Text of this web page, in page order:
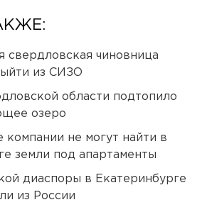
свердловская чиновница
из СИЗО
области подтопило
озеро
не могут найти в
земли под апартаменты
диаспоры в Екатеринбурге
из России